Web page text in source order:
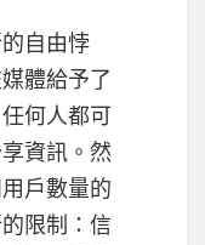
自由悖
體給予了
何人都可
資訊。然
戶數量的
限制：信